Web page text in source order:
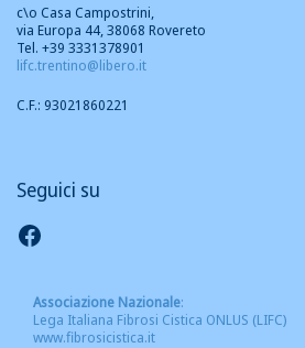
c\o Casa Campostrini,
via Europa 44, 38068 Rovereto
Tel. +39 3331378901
lifc.trentino@libero.it
C.F.: 93021860221
Seguici su
Seguici su Facebook
Associazione Nazionale:
Lega Italiana Fibrosi Cistica ONLUS (LIFC)
www.fibrosicistica.it